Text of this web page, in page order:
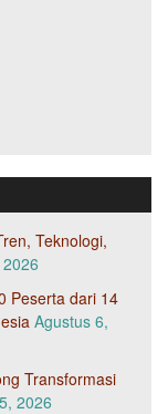
Teknologi,
Peserta dari 14
Agustus 6,
Transformasi
2026